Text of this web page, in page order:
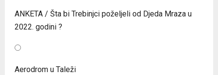
ANKETA / Šta bi Trebinjci poželjeli od Djeda Mraza u
2022. godini ?
Aerodrom u Taleži